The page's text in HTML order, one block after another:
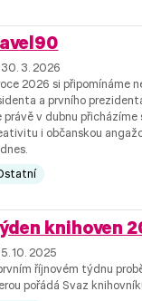
30. 3. 2026
2026 si připomínáme
a prvního
právě v dubnu
i občanskou
knihoven
5. 10. 2025
říjnovém týdnu
pořádá Svaz